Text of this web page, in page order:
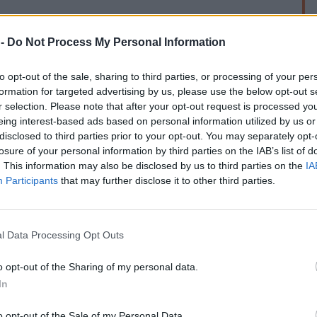
Do Not Process My Personal Information
opt-out of the sale, sharing to third parties, or processing of your
for targeted advertising by us, please use the below opt-out
selection. Please note that after your opt-out request is processed
interest-based ads based on personal information utilized by us
to third parties prior to your opt-out. You may separately
of your personal information by third parties on the IAB’s list of
This information may also be disclosed by us to third parties on the
Participants that may further disclose it to other third parties.
Data Processing Opt Outs
opt-out of the Sharing of my personal data.
krajině, především výsadbu stromů a keřů, obnovu
drobných vodních toků nebo opatření podporující
má být zapojení místních a dlouhodobá péče o
Stejně důležitá je následná péče a spolupráce místních
i odolnost vůči extrémům počasí," uvedla Anna
obce, příspěvkové organizace, školy, družstva nebo
podpory činí 100 000 Kč. Projekty zaměřené pouze na
50 000 Kč, zatímco kombinace výsadby s dalšími
plné výše grantu.
na veřejně přístupných místech po celé České
na využití původních druhů dřevin, význam
veřejnosti a kvalitně zajištěnou následnou péči